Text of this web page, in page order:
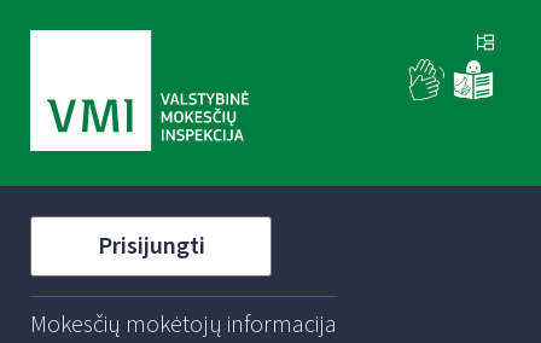
Prisijungti
Mokesčių mokėtojų informacija